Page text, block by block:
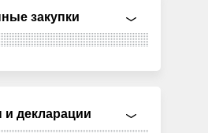
закупки
декларации